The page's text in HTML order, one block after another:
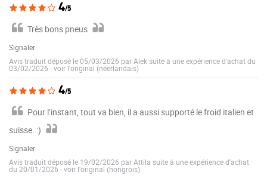
4/5
Très bons pneus
Signaler
Avis traduit déposé le 05/03/2026 par Alek suite à une expérience d'achat du
03/02/2026 -voir l'original (néerlandais)
4/5
Pour l’instant, tout va bien, il a aussi supporté le froid italien et
suisse. :)
Signaler
Avis traduit déposé le 19/02/2026 par Attila suite à une expérience d'achat
du 20/01/2026 -voir l'original (hongrois)